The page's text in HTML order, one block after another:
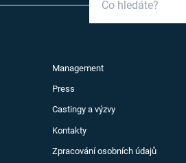
Management
Press
Castingy a výzvy
Kontakty
Zpracování osobních údajů